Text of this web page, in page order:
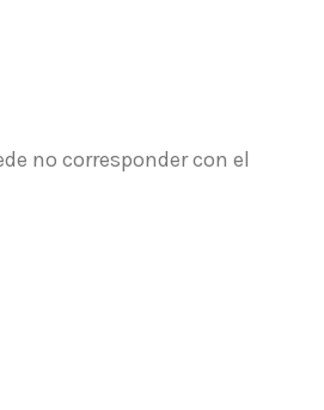
no corresponder con el